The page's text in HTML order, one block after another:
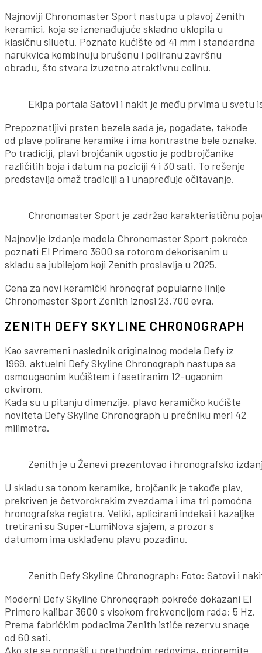
Najnoviji Chronomaster Sport nastupa u plavoj Zenith
keramici, koja se iznenađujuće skladno uklopila u
klasičnu siluetu. Poznato kućište od 41 mm i standardna
narukvica kombinuju brušenu i poliranu završnu
obradu, što stvara izuzetno atraktivnu celinu.
Ekipa portala Satovi i nakit je među prvima u
Prepoznatljivi prsten bezela sada je, pogađate, takođe
od plave polirane keramike i ima kontrastne bele oznake.
Po tradiciji, plavi brojčanik ugostio je podbrojčanike
različitih boja i datum na poziciji 4 i 30 sati. To rešenje
predstavlja omaž tradiciji a i unapređuje očitavanje.
Chronomaster Sport je zadržao karakterističnu
Najnovije izdanje modela Chronomaster Sport pokreće
poznati El Primero 3600 sa rotorom dekorisanim u
skladu sa jubilejom koji Zenith proslavlja u 2025.
Cena za novi keramički hronograf popularne linije
Chronomaster Sport Zenith iznosi 23.700 evra.
ZENITH DEFY SKYLINE CHRONOGRAPH
Kao savremeni naslednik originalnog modela Defy iz
1969. aktuelni Defy Skyline Chronograph nastupa sa
osmougaonim kućištem i fasetiranim 12-ugaonim
okvirom.
Kada su u pitanju dimenzije, plavo keramičko kućište
noviteta Defy Skyline Chronograph u prečniku meri 42
milimetra.
Zenith je u Ženevi prezentovao i hronografsko
U skladu sa tonom keramike, brojčanik je takođe plav,
prekriven je četvorokrakim zvezdama i ima tri pomoćna
hronografska registra. Veliki, aplicirani indeksi i kazaljke
tretirani su Super-LumiNova sjajem, a prozor s
datumom ima usklađenu plavu pozadinu.
Zenith Defy Skyline Chronograph; Foto: Satovi i
Moderni Defy Skyline Chronograph pokreće dokazani El
Primero kalibar 3600 s visokom frekvencijom rada: 5 Hz.
Prema fabričkim podacima Zenith ističe rezervu snage
od 60 sati.
Ako ste se pronašli u prethodnim redovima, pripremite